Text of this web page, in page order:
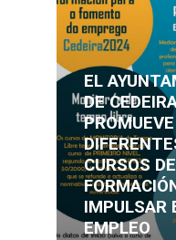
EL
DE
PROMUEVE
CURSOS DE
IMPULSAR
EMPLEO